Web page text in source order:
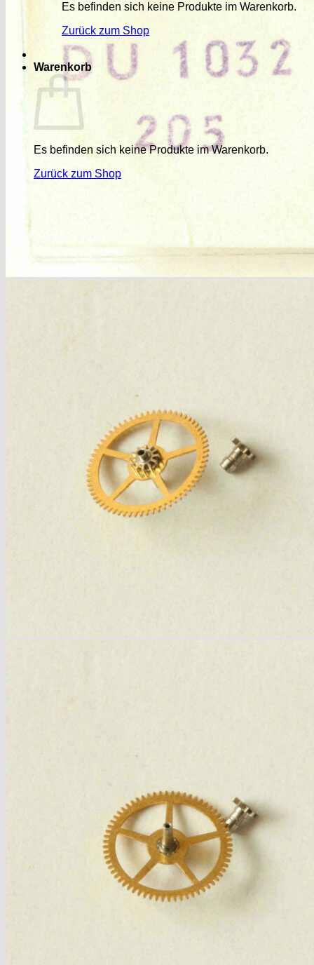
Es befinden sich keine Produkte im Warenkorb.
Zurück zum Shop
Warenkorb
Es befinden sich keine Produkte im Warenkorb.
Zurück zum Shop